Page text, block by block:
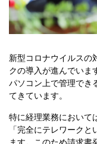
新型コロナウイルスの
クの導入が進んでいま
パソコン上で管理でき
てきています。
特に経理業務において
「完全にテレワーク
ます。このため請求書